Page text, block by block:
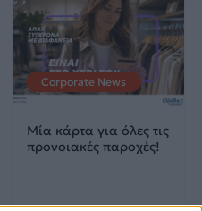
Corporate News
Μία κάρτα για όλες τις
προνοιακές παροχές!